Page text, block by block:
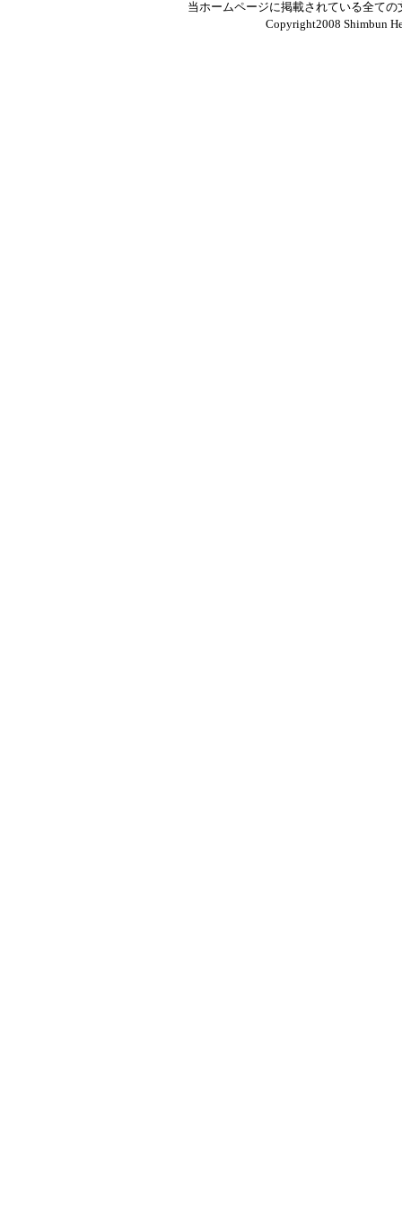
当ホームページに掲載されている全て
Copyright2008 Shimbun